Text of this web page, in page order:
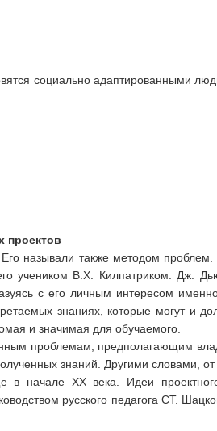
социально адаптированными
проектов
назы­вали также методом
В.Х. Килпатриком. Дж.
с его личным интересом
знаниях, которые могут и
и значимая для обучаемого.
проблемам, предполагающим
знаний. Другими словами, от
в начале XX ве­ка. Идеи
русского педагога СТ.